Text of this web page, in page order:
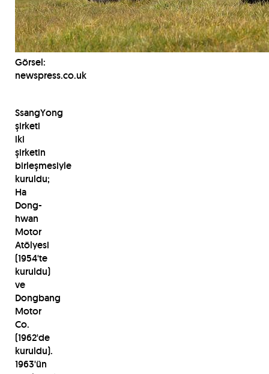
Görsel:
newspress.co.uk
SsangYong
şirketi
iki
şirketin
birleşmesiyle
kuruldu;
Ha
Dong-
hwan
Motor
Atölyesi
(1954'te
kuruldu)
ve
Dongbang
Motor
Co.
(1962'de
kuruldu).
1963'ün